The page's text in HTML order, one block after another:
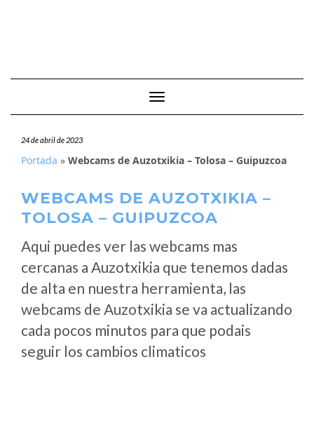
Cambiar modo de navegación
24 de abril de 2023
Portada » Webcams de Auzotxikia – Tolosa – Guipuzcoa
WEBCAMS DE AUZOTXIKIA –
TOLOSA – GUIPUZCOA
Aqui puedes ver las webcams mas
cercanas a Auzotxikia que tenemos dadas
de alta en nuestra herramienta, las
webcams de Auzotxikia se va actualizando
cada pocos minutos para que podais
seguir los cambios climaticos